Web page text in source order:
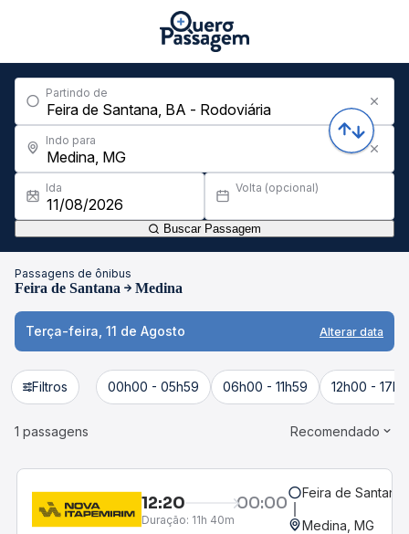
Partindo de
Indo para
Ida Volta (opcional)
Buscar Passagem
Passagens de ônibus
Feira de Santana Medina
Terça-feira, 11 de Agosto Alterar data
Filtros 00h00 - 05h59 06h00 - 11h59 12h00 -
1 passagens Recomendado
12:20 00:00
Duração: 11h 40m
Feira de
Medina, MG